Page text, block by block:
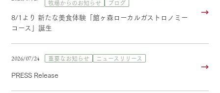
牧場からのお知らせ
ブログ
8/1より 新たな美食体験「館ヶ森ローカルガストロノミー
コース」誕生
2026/07/24 重要なお知らせ ニュースリリース
PRESS Release